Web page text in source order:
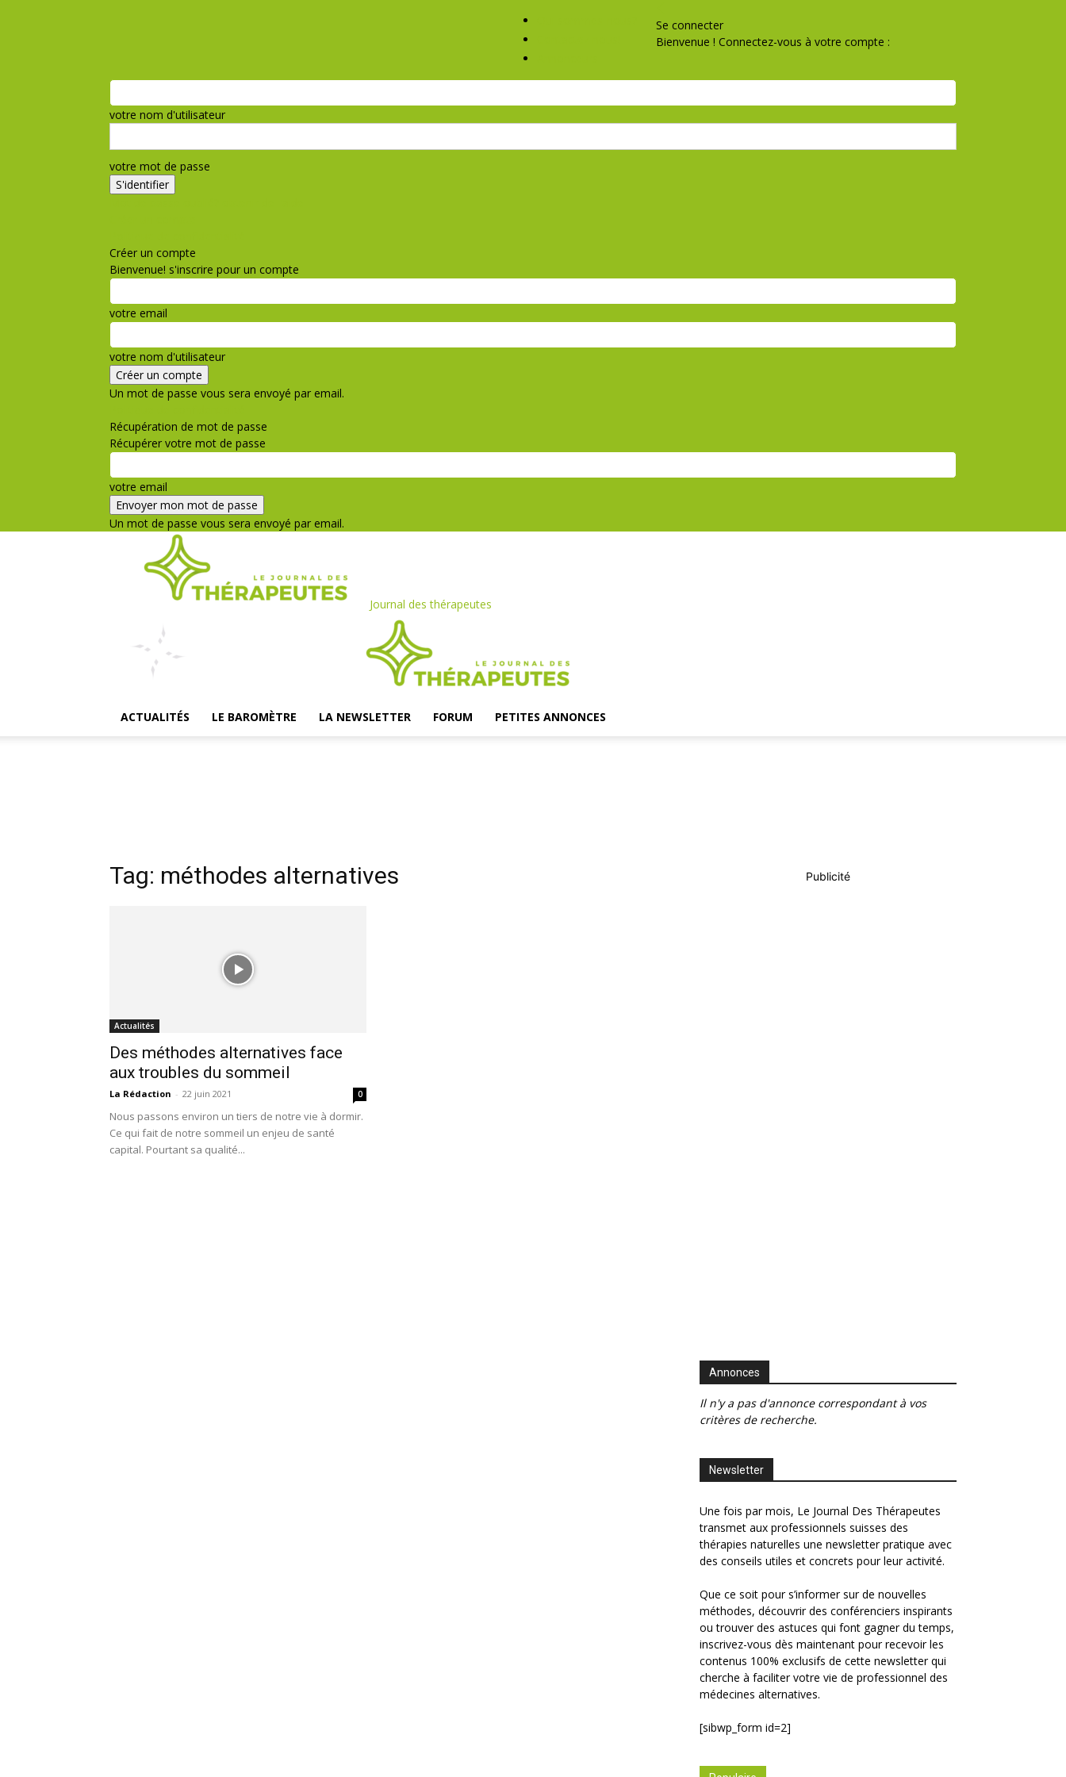
Se connecter
Bienvenue ! Connectez-vous à votre compte :
votre nom d'utilisateur
votre mot de passe
Créer un compte
Bienvenue! s'inscrire pour un compte
votre email
votre nom d'utilisateur
Un mot de passe vous sera envoyé par email.
Récupération de mot de passe
Récupérer votre mot de passe
votre email
Un mot de passe vous sera envoyé par email.
Journal des thérapeutes
ACTUALITÉS LE BAROMÈTRE LA NEWSLETTER FORUM PETITES ANNONCES
Tag: méthodes alternatives
Actualités
Des méthodes alternatives face
aux troubles du sommeil
La Rédaction - 22 juin 2021 0
Nous passons environ un tiers de notre vie à dormir.
Ce qui fait de notre sommeil un enjeu de santé
capital. Pourtant sa qualité...
Publicité
Annonces
Il n'y a pas d'annonce correspondant à vos
critères de recherche.
Newsletter
Une fois par mois, Le Journal Des Thérapeutes
transmet aux professionnels suisses des
thérapies naturelles une newsletter pratique avec
des conseils utiles et concrets pour leur activité.
Que ce soit pour s’informer sur de nouvelles
méthodes, découvrir des conférenciers inspirants
ou trouver des astuces qui font gagner du temps,
inscrivez-vous dès maintenant pour recevoir les
contenus 100% exclusifs de cette newsletter qui
cherche à faciliter votre vie de professionnel des
médecines alternatives.
[sibwp_form id=2]